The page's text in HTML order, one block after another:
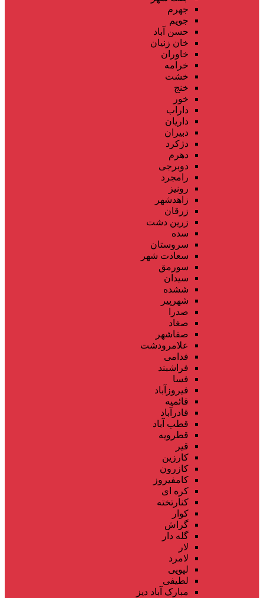
جهرم
جویم
حسن آباد
خان زنیان
خاوران
خرامه
خشت
خنج
خور
داراب
داریان
دبیران
دژکرد
دهرم
دوبرجی
رامجرد
رونیز
زاهدشهر
زرقان
زرین دشت
سده
سروستان
سعادت شهر
سورمق
سیدان
ششده
شهرپیر
صدرا
صغاد
صفاشهر
علامرودشت
فدامی
فراشبند
فسا
فیروزآباد
قائمیه
قادرآباد
قطب آباد
قطرویه
قیر
کارزین
کازرون
کامفیروز
کره ای
کنارتخته
کوار
گراش
گله دار
لار
لامرد
لپویی
لطیفی
مبارک آباد دیز